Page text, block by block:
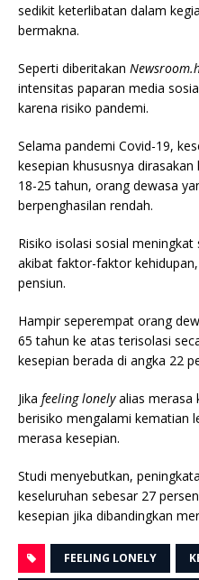
sedikit keterlibatan dalam
bermakna.
Seperti diberitakan
intensitas paparan media
karena risiko pandemi.
Selama pandemi Covid-19,
kesepian khususnya
18-25 tahun, orang dewasa
berpenghasilan rendah.
Risiko isolasi sosial
akibat faktor-faktor
pensiun.
Hampir seperempat orang
65 tahun ke atas terisolasi
kesepian berada di angka 22
Jika feeling lonelyalias merasa
berisiko mengalami kematian
merasa kesepian.
Studi menyebutkan,
keseluruhan sebesar 27
kesepian jika dibandingkan
FEELING LONELY